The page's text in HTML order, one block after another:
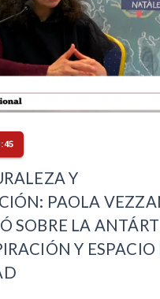
Y
PAOLA
SOBRE LA
Y ESPACIO